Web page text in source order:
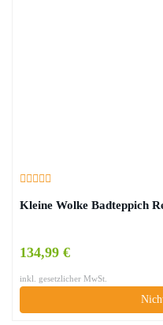
Kleine Wolke Badteppich
134,99 €
inkl. gesetzlicher MwSt.